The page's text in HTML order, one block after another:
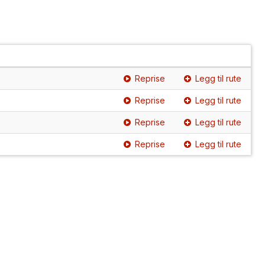
Reprise Legg til rute
Reprise Legg til rute
Reprise Legg til rute
Reprise Legg til rute